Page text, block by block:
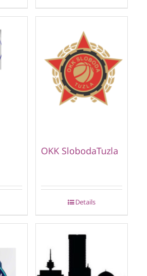
OKK SlobodaTuzla
Details